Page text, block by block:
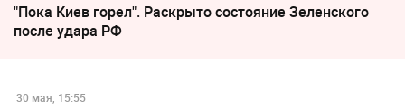
"Пока Киев горел". Раскрыто состояние Зеленского
после удара РФ
30 мая, 15:55